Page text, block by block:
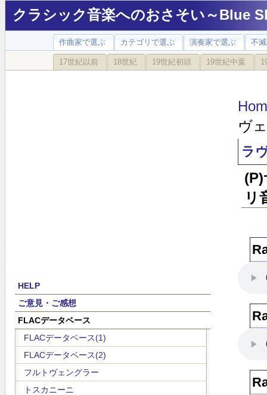
クラシック音楽へのおさそい～Blue
作曲家で選ぶ カテゴリで選ぶ 演奏家で選ぶ 不
17世紀以前 18世紀 19世紀初頭 19世紀中葉
HELP
ご意見・ご感想
FLACデータベース
FLACデータベース(1)
FLACデータベース(2)
フルトヴェングラー
トスカニーニ
ヴ
ラ
リ